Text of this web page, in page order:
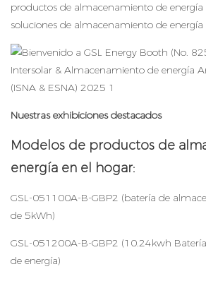
productos de almacenamiento de energía
soluciones de almacenamiento de
Nuestras exhibiciones destacados
Modelos de productos de
energía en el hogar:
GSL-051100A-B-GBP2 (batería de
de 5kWh)
GSL-051200A-B-GBP2 (10.24kwh
de energía)